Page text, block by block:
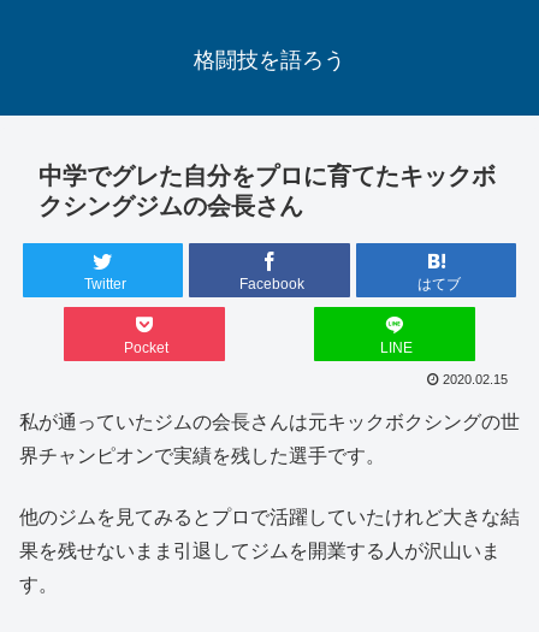
格闘技を語ろう
中学でグレた自分をプロに育てたキックボ
クシングジムの会長さん
Twitter Facebook はてブ
Pocket LINE
2020.02.15
私が通っていたジムの会長さんは元キックボクシングの世
界チャンピオンで実績を残した選手です。
他のジムを見てみるとプロで活躍していたけれど大きな結
果を残せないまま引退してジムを開業する人が沢山いま
す。